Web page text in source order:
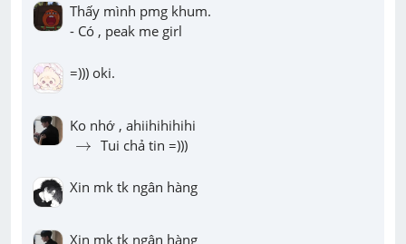
Thấy mình pmg khum.
- Có , peak me girl
=))) oki.
→
→ Tui chả tin =)))
Xin mk tk ngân hàng